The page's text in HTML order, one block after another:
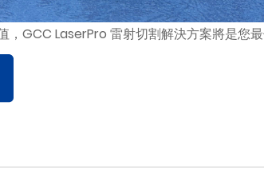
GCC LaserPro 雷射切割解決方案將是您最